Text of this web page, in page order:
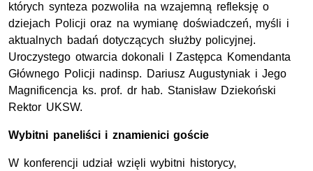
których synteza pozwoliła na wzajemną refleksję o
dziejach Policji oraz na wymianę doświadczeń, myśli i
aktualnych badań dotyczących służby policyjnej.
Uroczystego otwarcia dokonali I Zastępca Komendanta
Głównego Policji nadinsp. Dariusz Augustyniak i Jego
Magnificencja ks. prof. dr hab. Stanisław Dziekoński
Rektor UKSW.
Wybitni paneliści i znamienici goście
W konferencji udział wzięli wybitni historycy,